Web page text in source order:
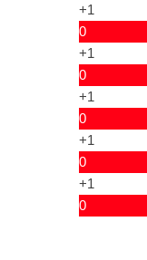
+1
0
+1
0
+1
0
+1
0
+1
0